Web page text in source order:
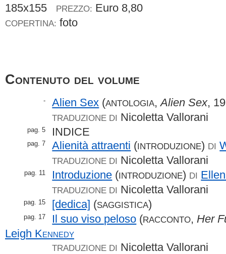
185x155
PREZZO: Euro 8,80
COPERTINA: foto
Contenuto del volume
- Alien Sex (ANTOLOGIA,Alien Sex,
TRADUZIONE DI Nicoletta Vallorani
pag. 5 INDICE
pag. 7 Alienità attraenti (INTRODUZIONE) DI
TRADUZIONE DI Nicoletta Vallorani
pag. 11 Introduzione (INTRODUZIONE) DI
TRADUZIONE DI Nicoletta Vallorani
pag. 15 [dedica] (SAGGISTICA)
pag. 17 Il suo viso peloso (RACCONTO, Her
Leigh Kennedy
TRADUZIONE DI Nicoletta Vallorani